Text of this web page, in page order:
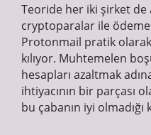
Teoride her iki şirket
cryptoparalar ile
Protonmail pratik
kılıyor. Muhtemelen
hesapları azaltmak
ihtiyacının bir parçası
bu çabanın iyi olmadığı